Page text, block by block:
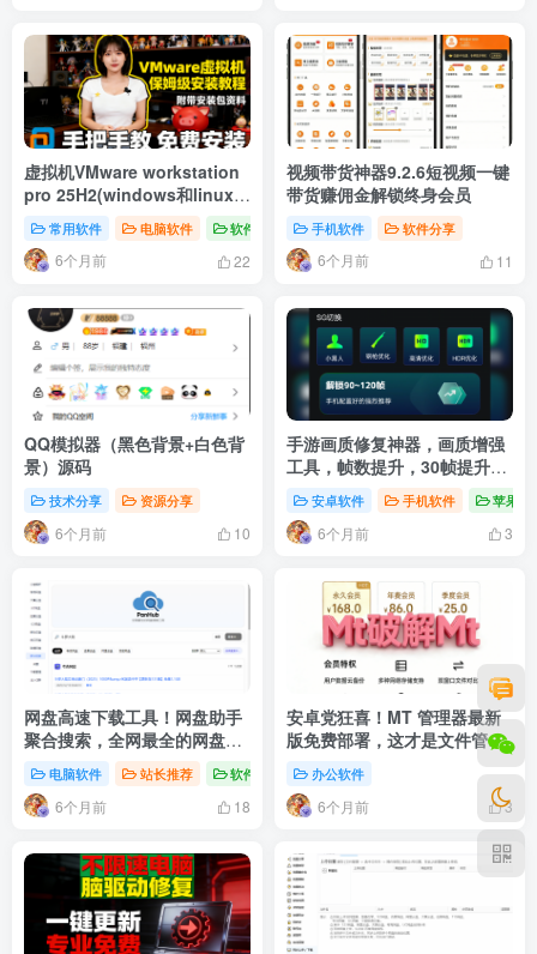
虚拟机VMware workstation
pro 25H2(windows和linux)
新版博通官网,安装汉化
常用软件 电脑软件 软件分享
6个月前 22
视频带货神器9.2.6短视频一键
带货赚佣金解锁终身会员
手机软件 软件分享
6个月前 11
QQ模拟器（黑色背景+白色背
景）源码
技术分享 资源分享
6个月前 10
手游画质修复神器，画质增强
工具，帧数提升，30帧提升
240帧，内置游戏辅助工具！
安卓软件 手机软件 苹果软
6个月前 3
网盘高速下载工具！网盘助手
聚合搜索，全网最全的网盘搜
索工具！
电脑软件 站长推荐 软件分享
6个月前 18
安卓党狂喜！MT 管理器最新
版免费部署，这才是文件管理
终极形态！
办公软件
6个月前 3